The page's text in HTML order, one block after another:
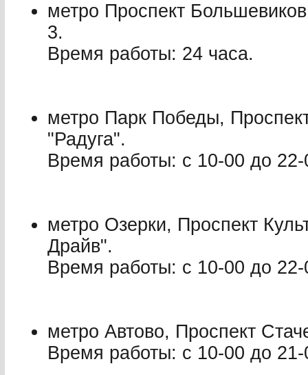
метро Проспект
3.
Время работы: 24 часа.
метро Парк Победы,
"Радуга".
Время работы: с 10-00 до
метро Озерки, Проспект
Драйв".
Время работы: с 10-00 до
метро Автово, Проспект
Время работы: с 10-00 до